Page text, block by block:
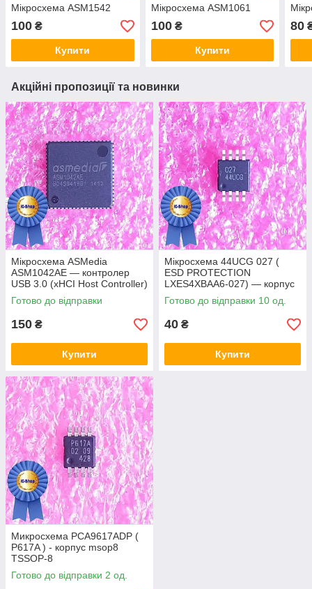
Мікросхема ASM1542
100 ₴
Купити
Мікросхема ASM1061
100₴
Купити
80
Акційні пропозиції та новинки
Мікросхема ASMedia
ASM1042AE — контролер
USB 3.0 (xHCI Host Controller)
Готово до відправки
150 ₴
Купити
Мікросхема 44UCG 027 (
ESD PROTECTION
LXES4XBAA6-027) — корпус
msop8
Готово до відправки 10 од.
40 ₴
Купити
Микросхема PCA9617ADP (
P617A ) - корпус msop8
TSSOP-8
Готово до відправки 2 од.